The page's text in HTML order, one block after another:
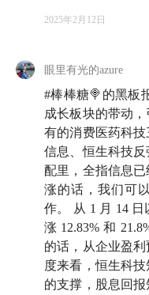
2025年2月12日
眼里有光的azure
#棒棒糖🍭的黑板
成长板块的带动
有的消费医药科
信息、恒生科技
配里，全指信息
涨的话，我们可
作。 从 1 月 14
涨 12.83% 和
的话，从企业盈
度来看，恒生科
的支撑，股息回